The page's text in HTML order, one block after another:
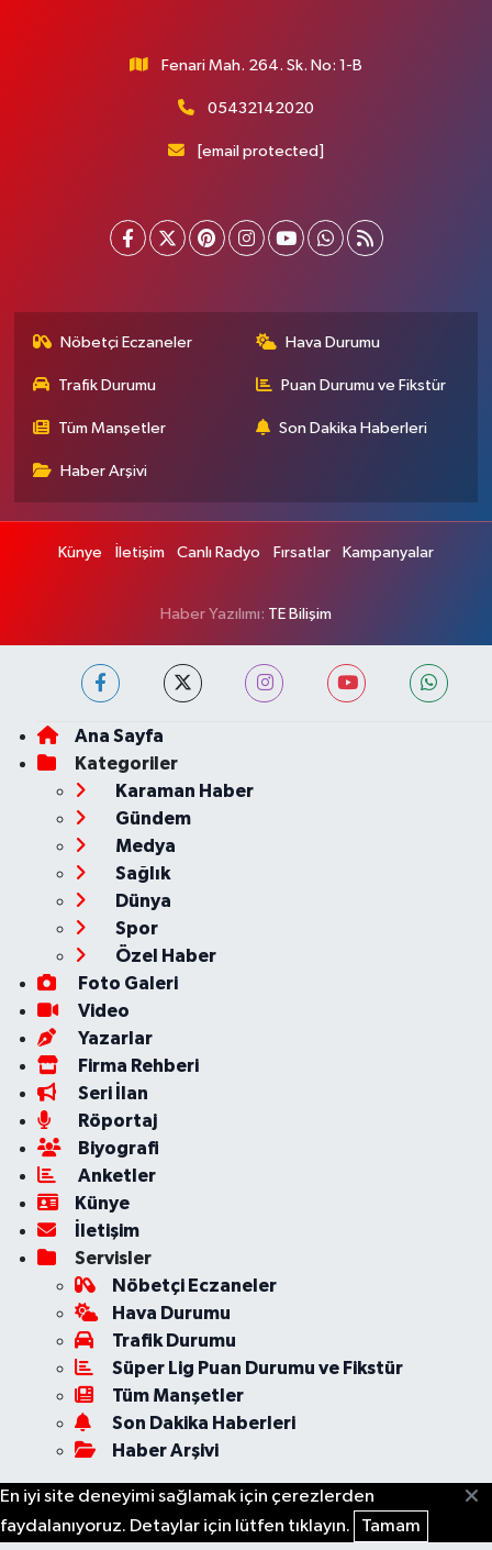
Fenari Mah. 264. Sk. No: 1-B
05432142020
[email protected]
Nöbetçi Eczaneler Hava Durumu
Trafik Durumu Puan Durumu ve Fikstür
Tüm Manşetler Son Dakika Haberleri
Haber Arşivi
Künye İletişim Canlı Radyo Fırsatlar Kampanyalar
Haber Yazılımı: TE Bilişim
Ana Sayfa
Kategoriler
Karaman Haber
Gündem
Medya
Sağlık
Dünya
Spor
Özel Haber
Foto Galeri
Video
Yazarlar
Firma Rehberi
Seri İlan
Röportaj
Biyografi
Anketler
Künye
İletişim
Servisler
Nöbetçi Eczaneler
Hava Durumu
Trafik Durumu
Süper Lig Puan Durumu ve Fikstür
Tüm Manşetler
Son Dakika Haberleri
Haber Arşivi
En iyi site deneyimi sağlamak için çerezlerden
faydalanıyoruz. Detaylar için lütfen tıklayın.
Tamam